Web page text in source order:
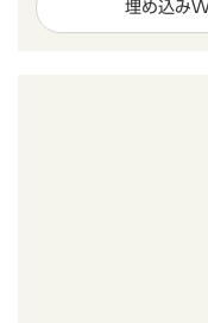
埋め込み